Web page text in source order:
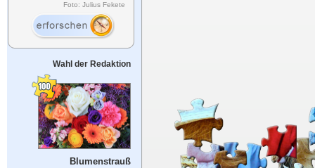
Foto: Julius Fekete
Wahl der Redaktion
Blumenstrauß